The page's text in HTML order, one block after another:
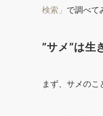
検索」 で調べて
”サメ”は生
まず、サメのこ